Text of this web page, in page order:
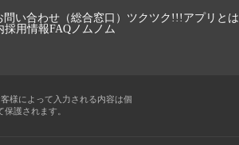
問い合わせ（総合窓口） ツクツク!!!アプリとは
採用情報FAQノムノム
様によって入力される内容は個
護されます。